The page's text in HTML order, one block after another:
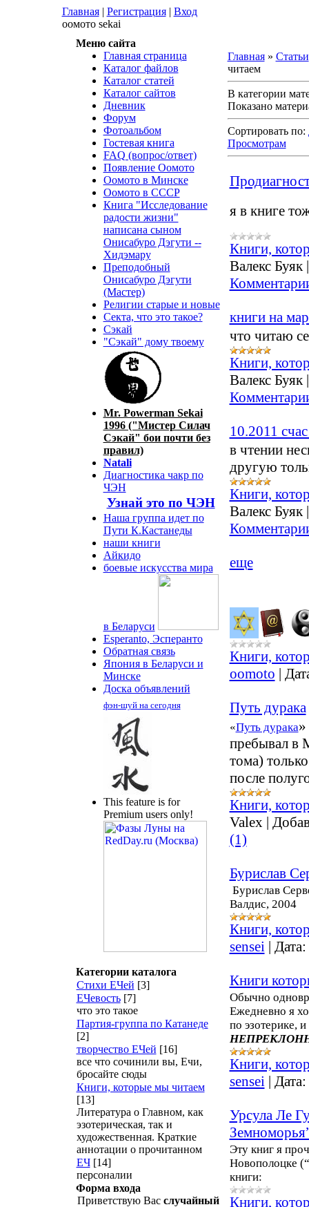
Главная| Регистрация| Вход
оомото sekai
Меню сайта
Главная страница
Каталог файлов
Каталог статей
Каталог сайтов
Дневник
Форум
Фотоальбом
Гостевая книга
FAQ (вопрос/ответ)
Появление Оомото
Оомото в Минске
Оомото в СССР
Книга "Исследование
радости жизни"
написана сыном
Онисабуро Дэгути --
Хидэмару
Преподобный
Онисабуро Дэгути
(Мастер)
Религии старые и новые
Секта, что это такое?
Сэкай
"Сэкай" дому твоему
Mr. Powerman Sekai
1996 ("Мистер Силач
Сэкай" бои почти без
правил)
Natali
Диагностика чакр по
ЧЭН
Узнай это по ЧЭН
Наша группа идет по
Пути К.Кастанеды
наши книги
Айкидо
боевые искусства мира
в Беларуси
Esperanto, Эсперанто
Обратная связь
Япония в Беларуси и
Минске
Доска объявлений
фэн-шуй на сегодня
This feature is for
Premium users only!
Категории каталога
Стихи ЕЧей [3]
ЕЧевость [7]
что это такое
Партия-группа по Катанеде
[2]
творчество ЕЧей [16]
все что сочинили вы, Ечи,
бросайте сюды
Книги, которые мы читаем
[13]
Литература о Главном, как
эзотерическая, так и
художественная. Краткие
аннотации о прочитанном
ЕЧ [14]
персоналии
Форма входа
Приветствую Вас случайный
Главная» Статьи
читаем
В категории
Показано
Сортировать по:
Просмотрам
я в книге
Книги,
Валекс Буяк
книги на
что читаю
Книги,
Валекс Буяк
10.2011
в чтении
другую
Книги,
Валекс Буяк
еще
Книги,
oomoto |
Путь дурака
«Путь дурака»
пребывал в
тома)
после
Книги,
Valex|
(1)
Бурислав
Бурислав
Валдис, 2004
Книги,
sensei| Дата:
Книги
Обычно
Ежедневно я
по эзотерике,
Книги,
sensei| Дата:
Урсула Ле
Эту книг я
Новополоцке
книги:
Книги,